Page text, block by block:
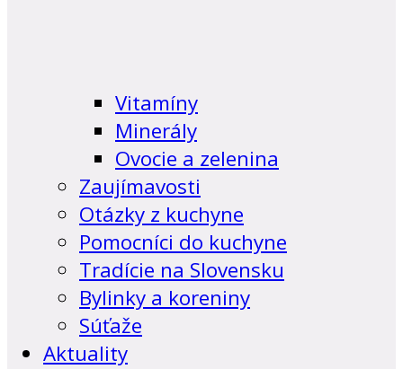
Vitamíny
Minerály
Ovocie a zelenina
Zaujímavosti
Otázky z kuchyne
Pomocníci do kuchyne
Tradície na Slovensku
Bylinky a koreniny
Súťaže
Aktuality